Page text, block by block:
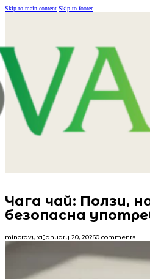
Skip to main content Skip to footer
Чага чай: Ползи,
безопасна
minotavyraJanuary 20, 20260 comments